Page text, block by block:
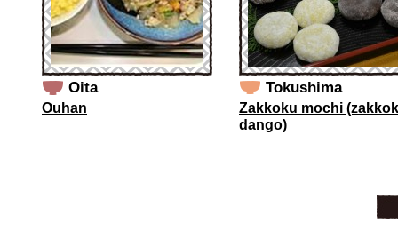
Oita
Ouhan
Tokushima
Zakkoku mochi
dango)